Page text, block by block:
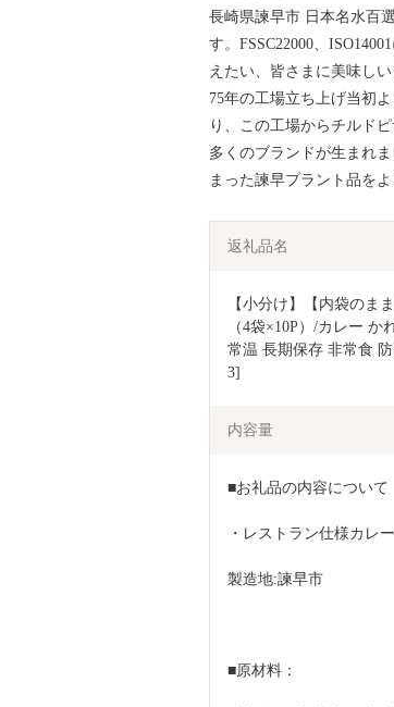
長崎県諫早市 日本名水百
す。FSSC22000、
えたい、皆さまに美味し
75年の工場立ち上げ当初
り、この工場からチルド
多くのブランドが生まれ
まった諫早プラント品を
返礼品名
【小分け】【内袋のま
（4袋×10P）/カレー
常温 長期保存 非常食
3]
内容量
■お礼品の内容について
・レストラン仕様カレ
製造地:諫早市
■原材料：